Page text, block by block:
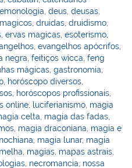
M
ai
l
,deus,deusas,
,druidas,druidismo,
,ervas magicas,esoterismo,
,evangelhos apócrifos,
negra,feitiços wicca,feng
mágicas,gastronomia,
, horóscopo diversos,
, horóscopos profissionais,
online, luciferianismo, magia
celta, magia das fadas,
, magia draconiana, magia e
, magia lunar, magia
, magias, mapas astrais,
, necromancia, nossa